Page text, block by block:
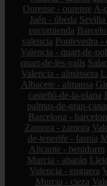
Ourense - ourense A-
Jaén - úbeda Sevilla
encomienda
valencia Pontevedra -
Valencia - quart-de-
quart-de-les-valls
Valencia - almàssera
Albacete - almansa
castelló-de-la-plana
palmas-de-gran-
Barcelona -
Zamora - zamora
de-tenerife - fasnia
Alicante - benidorm
Murcia - abarán
Valencia - enguera
Murcia - cieza